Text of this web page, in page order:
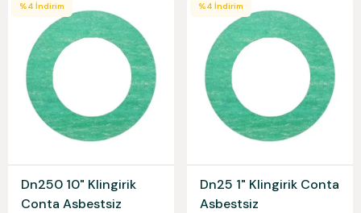
%4 İndirim
Dn250 10" Klingirik
Conta Asbestsiz
%4 İndirim
Dn25 1" Klingirik Conta
Asbestsiz